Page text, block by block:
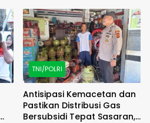
TNI/POLRI
Antisipasi Kemacetan dan
Pastikan Distribusi Gas
Bersubsidi Tepat Sasaran,